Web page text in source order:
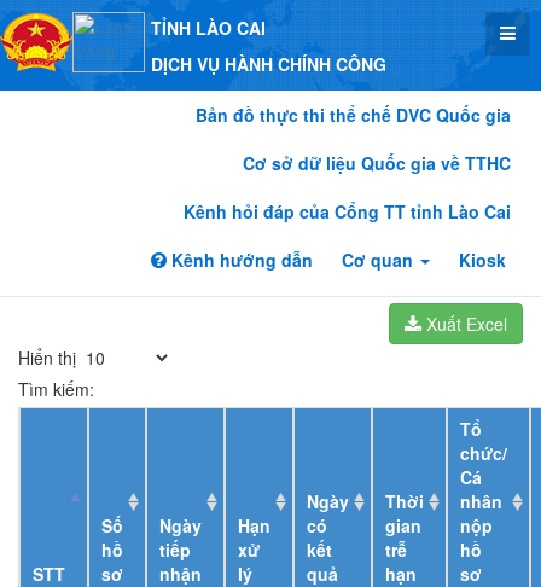
TỈNH LÀO CAI
DỊCH VỤ HÀNH CHÍNH CÔNG
Bản đồ thực thi thể chế DVC Quốc gia
Cơ sở dữ liệu Quốc gia về TTHC
Kênh hỏi đáp của Cổng TT tỉnh Lào Cai
Kênh hướng dẫn
Cơ quan Kiosk
Xuất Excel
Hiển thị
Tìm kiếm:
STT
Số
hồ
sơ
Ngày
tiếp
nhận
Hạn
xử
lý
Ngày
có
kết
quả
Thời
gian
trễ
hạn
Tổ
chức/
Cá
nhân
nộp
hồ
sơ